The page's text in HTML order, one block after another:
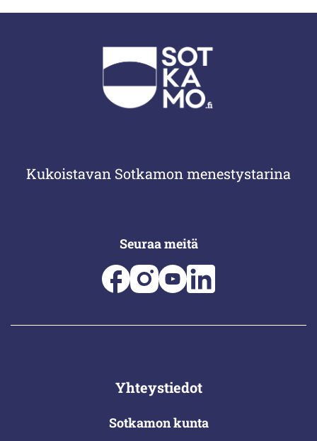
Kukoistavan Sotkamon menestystarina
Seuraa meitä
Yhteystiedot
Sotkamon kunta